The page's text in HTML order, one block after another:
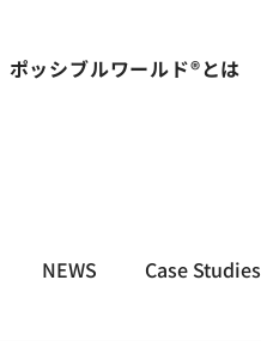
ポッシブルワールド®とは
NEWS Case Studies